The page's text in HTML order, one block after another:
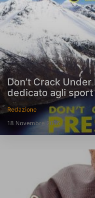
Don’t Crack
dedicato agli
Redazione
18 Novembre 2016